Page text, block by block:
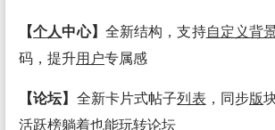
【个人中心】 全新结构，支持自定义背
码，提升用户专属感
【论坛】 全新卡片式帖子列表 ，同步版
活跃榜躺着也能玩转论坛